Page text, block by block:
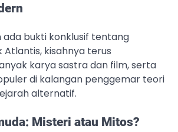
ada bukti konklusif tentang
Atlantis, kisahnya terus
karya sastra dan film, serta
di kalangan penggemar teori
alternatif.
Misteri atau Mitos?